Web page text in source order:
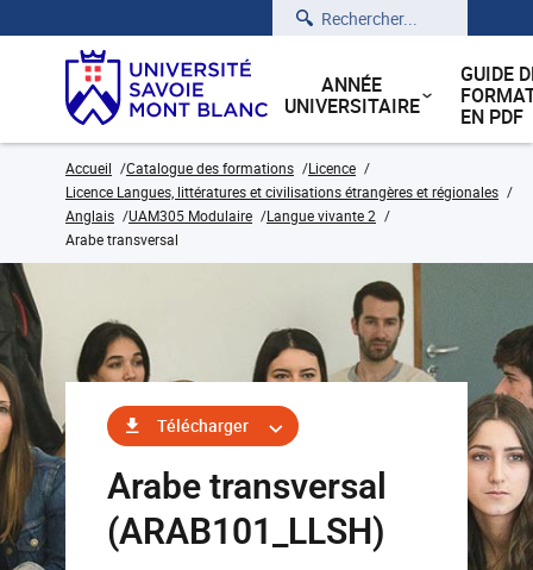
Rechercher
ANNÉE
UNIVERSITAIRE
GUIDE
EN PDF
Accueil Catalogue des formations
Licence
Licence Langues, littératures et civilisations étrangères et régionales
Anglais
UAM305 Modulaire
Langue vivante 2
Arabe transversal
Télécharger
Arabe transversal
(ARAB101_LLSH)